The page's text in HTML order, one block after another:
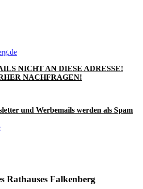
NICHT AN DIESE ADRESSE!
NACHFRAGEN!
und Werbemails werden als Spam
Rathauses Falkenberg